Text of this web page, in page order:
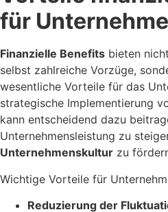
für
Finanzielle Benefits bieten
selbst zahlreiche Vorzüge,
wesentliche Vorteile für das
strategische Implementierung
kann entscheidend dazu
Unternehmensleistung zu
Unternehmenskultur zu
Wichtige Vorteile für
Reduzierung der